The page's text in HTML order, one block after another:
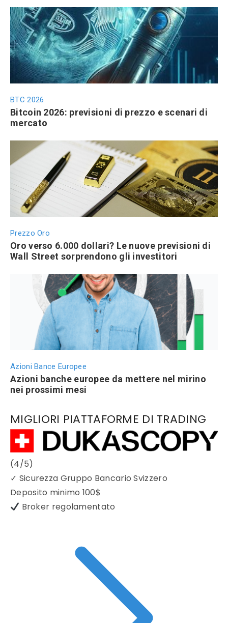
BTC 2026
Bitcoin 2026: previsioni di prezzo e scenari di
mercato
Prezzo Oro
Oro verso 6.000 dollari? Le nuove previsioni di
Wall Street sorprendono gli investitori
Azioni Bance Europee
Azioni banche europee da mettere nel mirino
nei prossimi mesi
MIGLIORI PIATTAFORME DI TRADING
(4/5)
✓ Sicurezza Gruppo Bancario Svizzero
Deposito minimo 100$
Broker regolamentato